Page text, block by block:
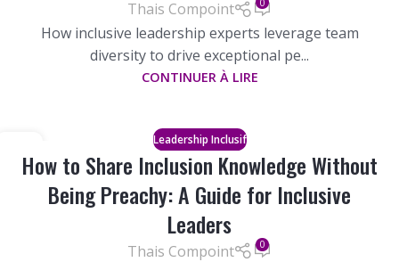
Thais Compoint
How inclusive leadership experts leverage team
diversity to drive exceptional pe...
CONTINUER À LIRE
MAR
Leadership Inclusif
How to Share Inclusion Knowledge Without
Being Preachy: A Guide for Inclusive
Leaders
Thais Compoint 0